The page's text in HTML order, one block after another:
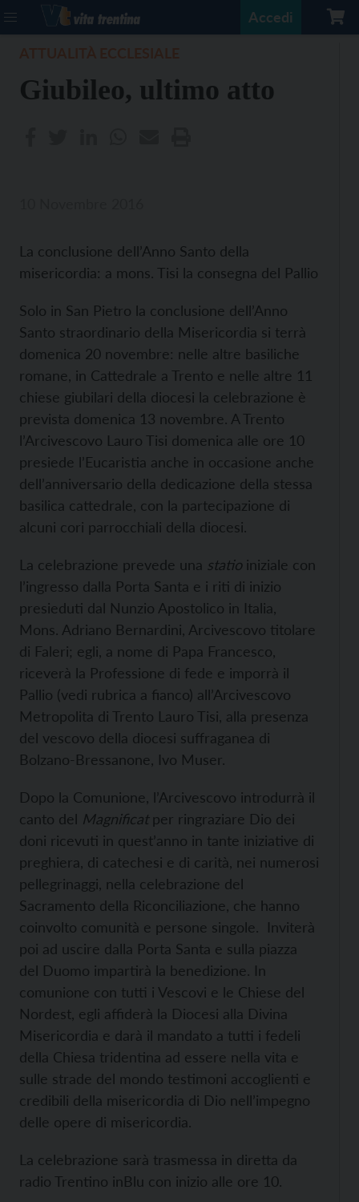
Accedi
Giubileo, ultimo atto
La conclusione dell’Anno Santo della
misericordia: a mons. Tisi la consegna del Pallio
Solo in San Pietro la conclusione dell’Anno
Santo straordinario della Misericordia si terrà
domenica 20 novembre: nelle altre basiliche
romane, in Cattedrale a Trento e nelle altre 11
chiese giubilari della diocesi la celebrazione è
prevista domenica 13 novembre. A Trento
l’Arcivescovo Lauro Tisi domenica alle ore 10
presiede l’Eucaristia anche in occasione anche
dell’anniversario della dedicazione della stessa
basilica cattedrale, con la partecipazione di
alcuni cori parrocchiali della diocesi.
La celebrazione prevede una statio iniziale con
l’ingresso dalla Porta Santa e i riti di inizio
presieduti dal Nunzio Apostolico in Italia,
Mons. Adriano Bernardini, Arcivescovo titolare
di Faleri; egli, a nome di Papa Francesco,
riceverà la Professione di fede e imporrà il
Pallio (vedi rubrica a fianco) all’Arcivescovo
Metropolita di Trento Lauro Tisi, alla presenza
del vescovo della diocesi suffraganea di
Bolzano-Bressanone, Ivo Muser.
Dopo la Comunione, l’Arcivescovo introdurrà il
canto del Magnificatper ringraziare Dio dei
doni ricevuti in quest’anno in tante iniziative di
preghiera, di catechesi e di carità, nei numerosi
pellegrinaggi, nella celebrazione del
Sacramento della Riconciliazione, che hanno
coinvolto comunità e persone singole. Inviterà
poi ad uscire dalla Porta Santa e sulla piazza
del Duomo impartirà la benedizione. In
comunione con tutti i Vescovi e le Chiese del
Nordest, egli affiderà la Diocesi alla Divina
Misericordia e darà il mandato a tutti i fedeli
della Chiesa tridentina ad essere nella vita e
sulle strade del mondo testimoni accoglienti e
credibili della misericordia di Dio nell’impegno
delle opere di misericordia.
La celebrazione sarà trasmessa in diretta da
radio Trentino inBlu con inizio alle ore 10.